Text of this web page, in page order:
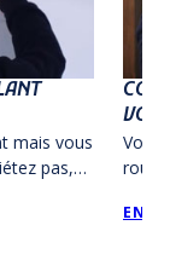
mais vous
pas,
Vous
face !
EN